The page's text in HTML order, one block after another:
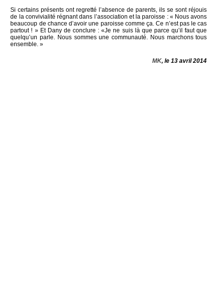
Si certains présents ont regretté l’absence de parents, ils se sont réjouis
de la convivialité régnant dans l’association et la paroisse : « Nous avons
beaucoup de chance d’avoir une paroisse comme ça. Ce n’est pas le cas
partout ! » Et Dany de conclure : «Je ne suis là que parce qu’il faut que
quelqu’un parle. Nous sommes une communauté. Nous marchons tous
ensemble. »
MK, le 13 avril 2014